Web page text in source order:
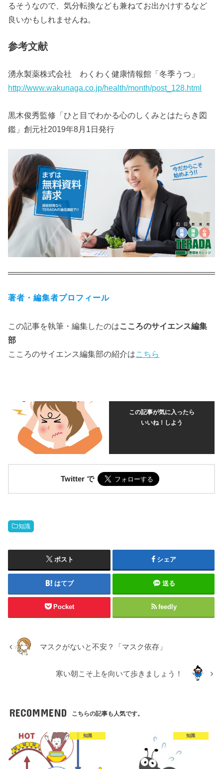
るそうなので、気分転換なども兼ねてお出かけするなど
良いかもしれませんね。
参考文献
湧永製薬株式会社 わくわく健康情報館「冬季うつ」
http://www.wakunaga.co.jp/health/month/post_128.html
黒木俊秀監修「ひと目でわかる心のしくみとはたらき図
鑑」創元社2019年8月1日発行
著者・編集者プロフィール
この記事を執筆・編集したのはこころのサイエンス編集
部
こころのサイエンス編集部の紹介はこちら
この記事が気に入ったら
いいね！しよう
Twitter で
知識
ポスト シェア
はてブ 送る
Pocket feedly
マスクがないと不安？「マスク依存」
寒い朝こそ上を向いて歩きましょう！
RECOMMEND こちらの記事も人気です。
知識 知識